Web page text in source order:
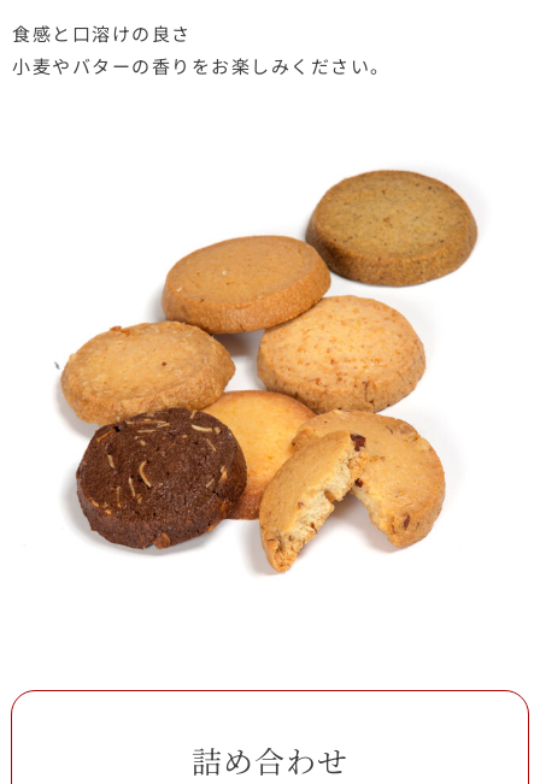
食感と口溶けの良さ
小麦やバターの香りをお楽しみください。
詰め合わせ